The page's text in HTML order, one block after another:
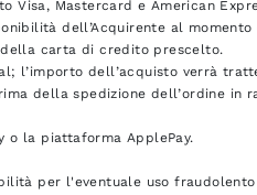
Mastercard e American
dell’Acquirente al momento
carta di credito prescelto.
l’importo dell’acquisto verrà
della spedizione dell’ordine in
o la piattaforma ApplePay.
per l'eventuale uso